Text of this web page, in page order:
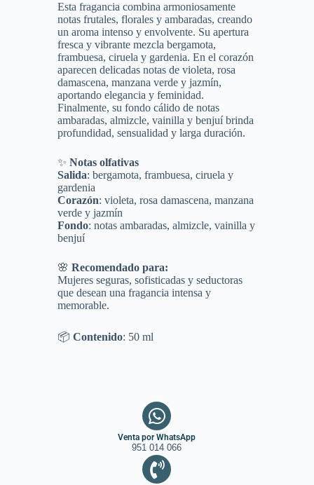
Esta fragancia combina armoniosamente
notas frutales, florales y ambaradas, creando
un aroma intenso y envolvente. Su apertura
fresca y vibrante mezcla bergamota,
frambuesa, ciruela y gardenia. En el corazón
aparecen delicadas notas de violeta, rosa
damascena, manzana verde y jazmín,
aportando elegancia y feminidad.
Finalmente, su fondo cálido de notas
ambaradas, almizcle, vainilla y benjuí brinda
profundidad, sensualidad y larga duración.
✨ Notas olfativas
Salida: bergamota, frambuesa, ciruela y
gardenia
Corazón: violeta, rosa damascena, manzana
verde y jazmín
Fondo: notas ambaradas, almizcle, vainilla y
benjuí
🌸 Recomendado para:
Mujeres seguras, sofisticadas y seductoras
que desean una fragancia intensa y
memorable.
📦 Contenido: 50 ml
Venta por WhatsApp
951 014 066